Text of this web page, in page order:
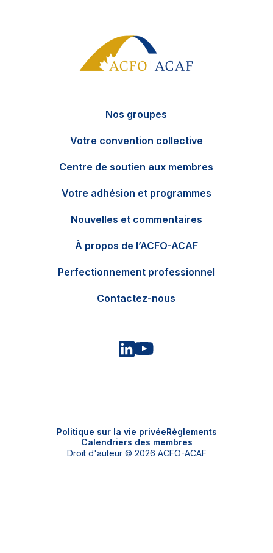
ENContactez-nous
Nos groupes
Votre convention collective
Centre de soutien aux membres
Votre adhésion et programmes
Nouvelles et commentaires
À propos de l’ACFO-ACAF
Perfectionnement professionnel
Contactez-nous
Droit d'auteur © 2026 ACFO-ACAF
Politique sur la vie privéeRèglements
Calendriers des membres